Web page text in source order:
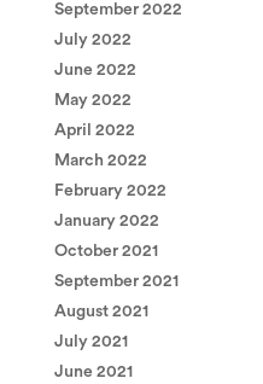
September 2022
July 2022
June 2022
May 2022
April 2022
March 2022
February 2022
January 2022
October 2021
September 2021
August 2021
July 2021
June 2021